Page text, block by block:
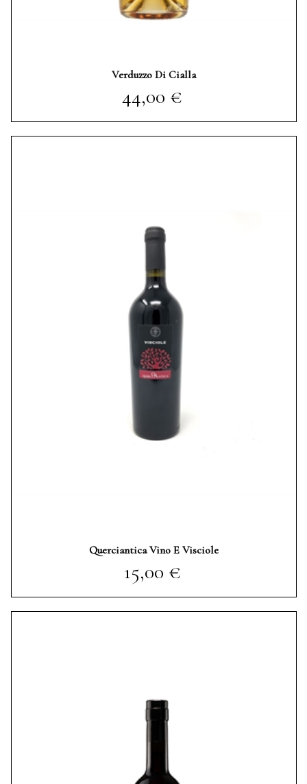
Verduzzo Di Cialla
Prezzo
44,00 €
Querciantica Vino E Visciole
Prezzo
15,00 €